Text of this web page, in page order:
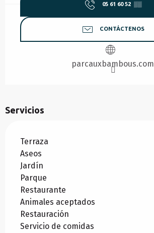
05 61 60 52 ▒▒
CONTÁCTENOS
parcauxbambous.com
Servicios
Terraza
Aseos
Jardín
Parque
Restaurante
Animales aceptados
Restauración
Servicio de comidas